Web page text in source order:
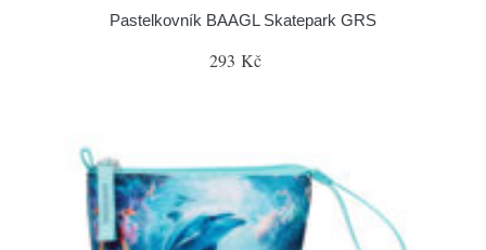
Pastelkovník BAAGL Skatepark GRS
293 Kč